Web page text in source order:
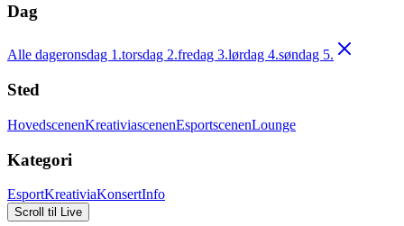
Dag
Alle dageronsdag 1.torsdag 2.fredag 3.lørdag 4.søndag 5.
Sted
HovedscenenKreativiascenenEsportscenenLounge
Kategori
EsportKreativiaKonsertInfo
Scroll til Live